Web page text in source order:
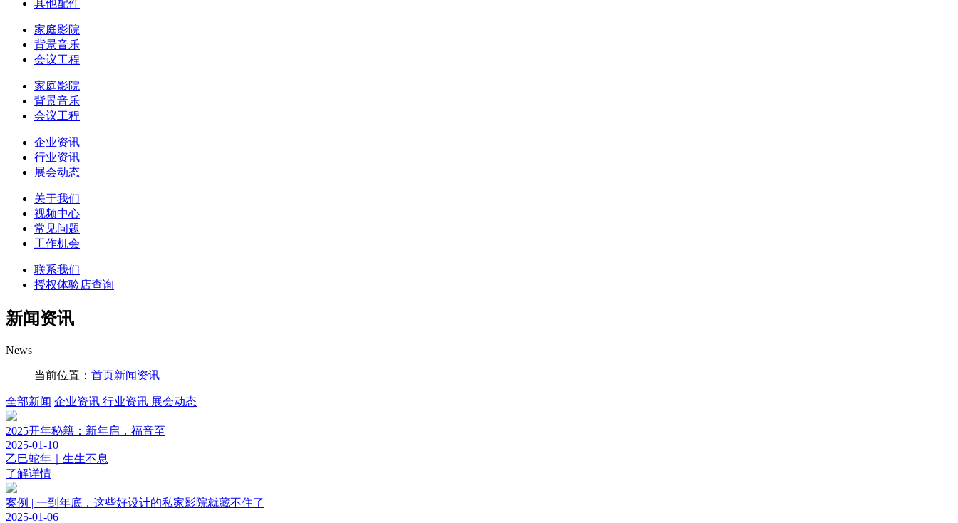
其他配件
家庭影院
背景音乐
会议工程
家庭影院
背景音乐
会议工程
企业资讯
行业资讯
展会动态
关于我们
视频中心
常见问题
工作机会
联系我们
授权体验店查询
新闻资讯
News
当前位置： 首页新闻资讯
全部新闻 企业资讯 行业资讯 展会动态
2025开年秘籍：新年启，福音至
2025-01-10
乙巳蛇年｜生生不息
了解详情
案例 | 一到年底，这些好设计的私家影院就藏不住了
2025-01-06